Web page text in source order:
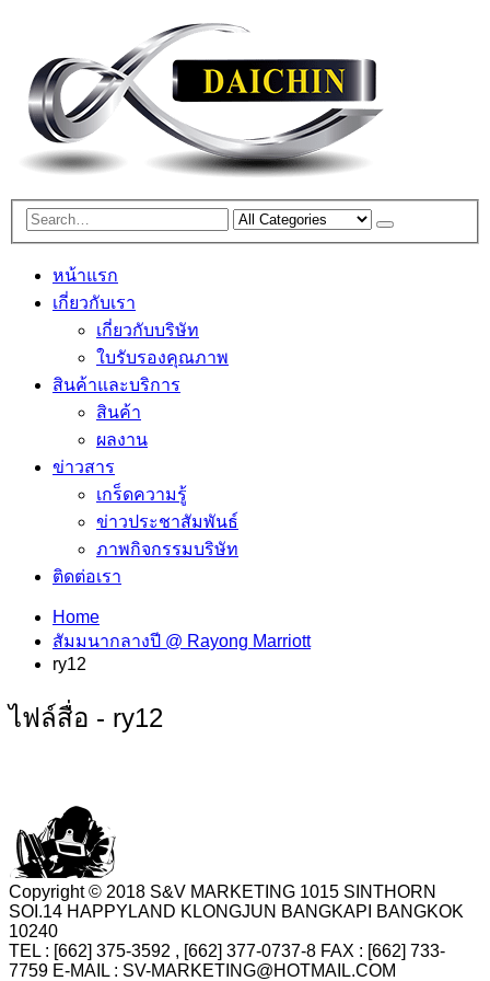
หน้าแรก
เกี่ยวกับเรา
เกี่ยวกับบริษัท
ใบรับรองคุณภาพ
สินค้าและบริการ
สินค้า
ผลงาน
ข่าวสาร
เกร็ดความรู้
ข่าวประชาสัมพันธ์
ภาพกิจกรรมบริษัท
ติดต่อเรา
Home
สัมมนากลางปี @ Rayong Marriott
ry12
ไฟล์สื่อ - ry12
Copyright © 2018 S&V MARKETING 1015 SINTHORN
SOI.14 HAPPYLAND KLONGJUN BANGKAPI BANGKOK
10240
TEL : [662] 375-3592 , [662] 377-0737-8 FAX : [662] 733-
7759 E-MAIL : SV-MARKETING@HOTMAIL.COM